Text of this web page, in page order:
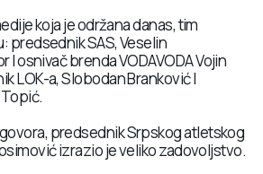
koja je održana danas, tim
predsednik SAS, Veselin
I osnivač brenda VODAVODA Vojin
LOK-a, Slobodan Branković I
predsednik Srpskog atletskog
izrazio je veliko zadovoljstvo.